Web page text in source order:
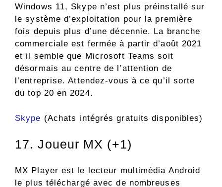
Windows 11, Skype n’est plus préinstallé sur
le système d’exploitation pour la première
fois depuis plus d’une décennie. La branche
commerciale est fermée à partir d’août 2021
et il semble que Microsoft Teams soit
désormais au centre de l’attention de
l’entreprise. Attendez-vous à ce qu’il sorte
du top 20 en 2024.
Skype (Achats intégrés gratuits disponibles)
17. Joueur MX (+1)
MX Player est le lecteur multimédia Android
le plus téléchargé avec de nombreuses